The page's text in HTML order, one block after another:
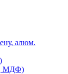
алюм.
МДФ)